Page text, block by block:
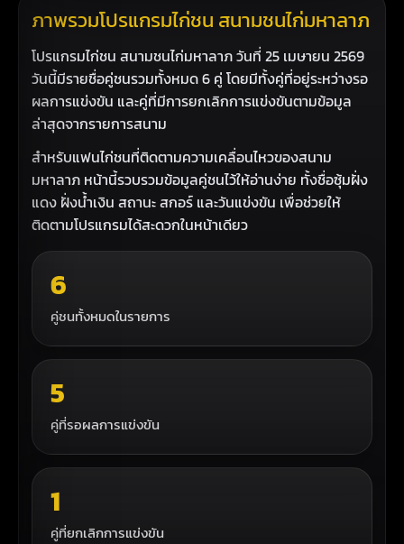
ภาพรวมโปรแกรมไก่ชน สนามชนไก่มหาลาภ
โปรแกรมไก่ชน สนามชนไก่มหาลาภ วันที่ 25 เมษายน 2569
วันนี้มีรายชื่อคู่ชนรวมทั้งหมด 6 คู่ โดยมีทั้งคู่ที่อยู่ระหว่างรอ
ผลการแข่งขัน และคู่ที่มีการยกเลิกการแข่งขันตามข้อมูล
ล่าสุดจากรายการสนาม
สำหรับแฟนไก่ชนที่ติดตามความเคลื่อนไหวของสนาม
มหาลาภ หน้านี้รวบรวมข้อมูลคู่ชนไว้ให้อ่านง่าย ทั้งชื่อซุ้มฝั่ง
แดง ฝั่งน้ำเงิน สถานะ สกอร์ และวันแข่งขัน เพื่อช่วยให้
ติดตามโปรแกรมได้สะดวกในหน้าเดียว
6
คู่ชนทั้งหมดในรายการ
5
คู่ที่รอผลการแข่งขัน
1
คู่ที่ยกเลิกการแข่งขัน